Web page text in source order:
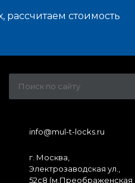
рассчитаем стоимость
info@mul-t-locks.ru
г. Москва,
Электрозаводская ул.,
52c8 (м.Преображенская